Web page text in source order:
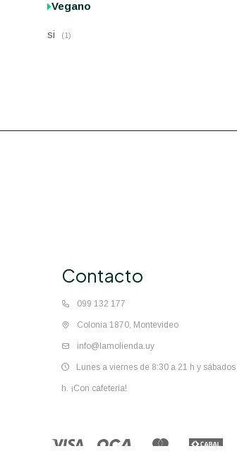
Vegano
si (1)
Contacto
099 132 177
Colonia 1870, Montevideo
info@lamolienda.uy
Lunes a viernes de 8:30 a 21 h y
h. ¡Con cafetería!